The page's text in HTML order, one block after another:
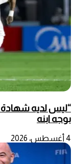
“ليس لديه شهادة
بوجه ابنه
4 أغسطس، 2026